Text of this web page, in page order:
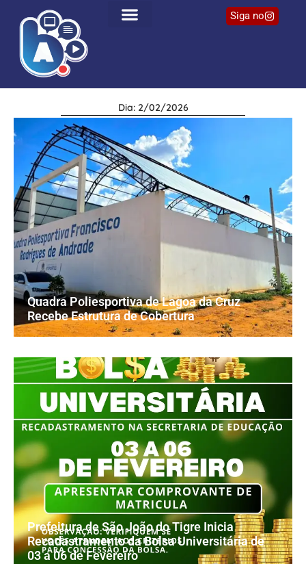
Siga no
Dia: 2/02/2026
Quadra Poliesportiva de Lagoa da Cruz
Recebe Estrutura de Cobertura
Prefeitura de São João do Tigre Inicia
Recadastramento da Bolsa Universitária de
03 a 06 de Fevereiro